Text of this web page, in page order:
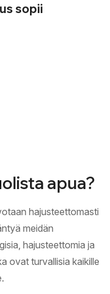
sopii
apua?
hajusteettomasti
meidän
hajusteettomia ja
ovat turvallisia kaikille